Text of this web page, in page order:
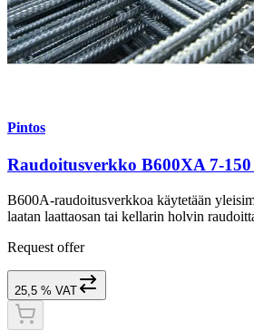
Pintos
Raudoitusverkko B600XA 7-150
B600A-raudoitusverkkoa käytetään
laatan laattaosan tai kellarin holvin
Request offer
25,5 % VAT